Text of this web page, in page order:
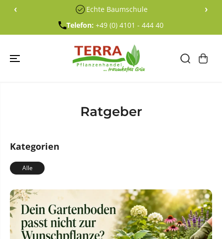
EN SIE ZU
‹ Echte Baumschule ›
Telefon: +49 (0) 4101 - 444 40
Ratgeber
Kategorien
Alle